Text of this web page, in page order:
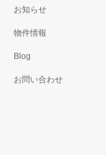
お知らせ
物件情報
Blog
お問い合わせ